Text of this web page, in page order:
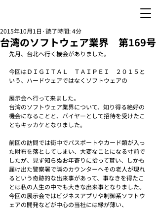
台湾のソフトウェア業界 第169号
2015年10月1日 読了時間: 4分
先月、台北へ行く機会がありました。
今回はＤＩＧＩＴＡＬ　ＴＡＩＰＥＩ　２０１５と
いう、ハードウェアではなくソフトウェアの
展示会へ行って来ました。
台湾のソフトウェア業界について、知り得る絶好の
機会になることと、バイヤーとして招待を受けたこ
ともキッカケとなりました。
前回の訪問では街中でパスポートやカード類が入っ
た財布を落としてしまい、大変なことになる寸前で
したが、見ず知らぬお年寄りに拾って貰い、しかも
届け出た警察署で隣のカウンターへその老人が現れ
るという奇跡的な出来事があって、事なきを得たこ
とは私の人生の中でも大きな出来事となりました。
今回の展示会ではビジネスアプリや制御系ソフトウ
ェアの開発などが中心の当社には縁が薄い、